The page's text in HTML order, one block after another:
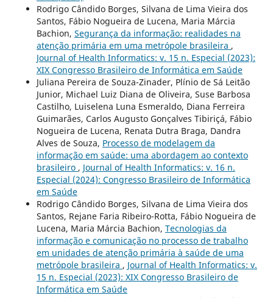
Rodrigo Cândido Borges, Silvana de Lima Vieira dos
Santos, Fábio Nogueira de Lucena, Maria Márcia
Bachion, Segurança da informação: realidades na
atenção primária em uma metrópole brasileira ,
Journal of Health Informatics: v. 15 n. Especial (2023):
XIX Congresso Brasileiro de Informática em Saúde
Juliana Pereira de Souza-Zinader, Plínio de Sá Leitão
Junior, Michael Luiz Diana de Oliveira, Suse Barbosa
Castilho, Luiselena Luna Esmeraldo, Diana Ferreira
Guimarães, Carlos Augusto Gonçalves Tibiriçá, Fábio
Nogueira de Lucena, Renata Dutra Braga, Dandra
Alves de Souza, Processo de modelagem da
informação em saúde: uma abordagem ao contexto
brasileiro , Journal of Health Informatics: v. 16 n.
Especial (2024): Congresso Brasileiro de Informática
em Saúde
Rodrigo Cândido Borges, Silvana de Lima Vieira dos
Santos, Rejane Faria Ribeiro-Rotta, Fábio Nogueira de
Lucena, Maria Márcia Bachion, Tecnologias da
informação e comunicação no processo de trabalho
em unidades de atenção primária à saúde de uma
metrópole brasileira , Journal of Health Informatics: v.
15 n. Especial (2023): XIX Congresso Brasileiro de
Informática em Saúde